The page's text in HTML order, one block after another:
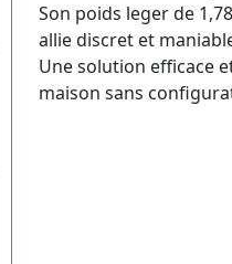
Son poids leger de
allie discret et
Une solution efficace
maison sans